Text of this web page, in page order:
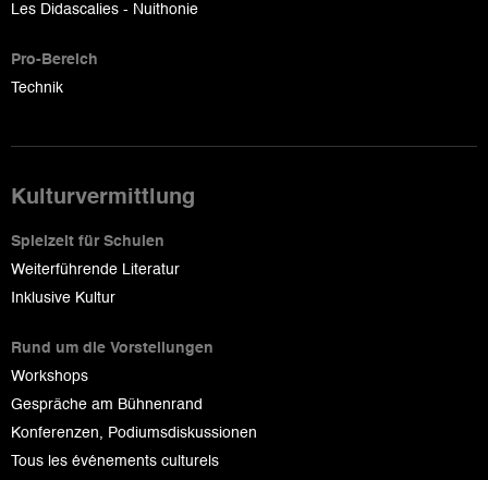
Les Didascalies - Nuithonie
Pro-Bereich
Technik
Kulturvermittlung
Spielzeit für Schulen
Weiterführende Literatur
Inklusive Kultur
Rund um die Vorstellungen
Workshops
Gespräche am Bühnenrand
Konferenzen, Podiumsdiskussionen
Tous les événements culturels